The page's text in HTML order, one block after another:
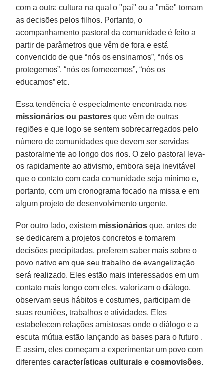
com a outra cultura na qual o "pai" ou a "mãe" tomam
as decisões pelos filhos. Portanto, o
acompanhamento pastoral da comunidade é feito a
partir de parâmetros que vêm de fora e está
convencido de que “nós os ensinamos”, “nós os
protegemos”, “nós os fornecemos”, “nós os
educamos” etc.
Essa tendência é especialmente encontrada nos
missionários ou pastores que vêm de outras
regiões e que logo se sentem sobrecarregados pelo
número de comunidades que devem ser servidas
pastoralmente ao longo dos rios. O zelo pastoral leva-
os rapidamente ao ativismo, embora seja inevitável
que o contato com cada comunidade seja mínimo e,
portanto, com um cronograma focado na missa e em
algum projeto de desenvolvimento urgente.
Por outro lado, existem missionários que, antes de
se dedicarem a projetos concretos e tomarem
decisões precipitadas, preferem saber mais sobre o
povo nativo em que seu trabalho de evangelização
será realizado. Eles estão mais interessados em um
contato mais longo com eles, valorizam o diálogo,
observam seus hábitos e costumes, participam de
suas reuniões, trabalhos e atividades. Eles
estabelecem relações amistosas onde o diálogo e a
escuta mútua estão lançando as bases para o futuro .
E assim, eles começam a experimentar um povo com
diferentescaracterísticas culturais e cosmovisões.